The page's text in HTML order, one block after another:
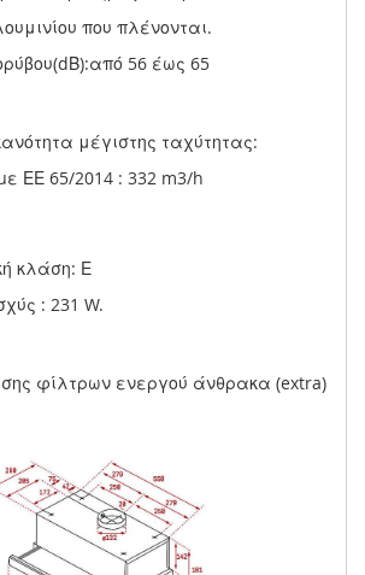
που πλένονται.
56 έως 65
μέγιστης ταχύτητας:
ΕΕ 65/2014 : 332 m3/h
κλάση: Ε
: 231 W.
φίλτρων ενεργού άνθρακα (extra)